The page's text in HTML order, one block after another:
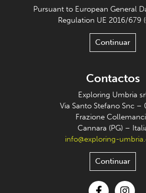
Pursuant to European General
Regulation UE 2016/679
Continuar
Contactos
Exploring Umbria
Via Santo Stefano Snc –
Frazione
Cannara (PG) –
info@exploring-
Continuar